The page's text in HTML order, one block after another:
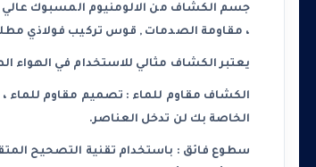
جسم الكشاف من الالومنيوم المسبوك عالي
، مقاومة الصدمات , قوس تركيب فولاذي
يعتبر الكشاف مثالي للاستخدام في الهواء
الخاصة بك لن تدخل العناصر.